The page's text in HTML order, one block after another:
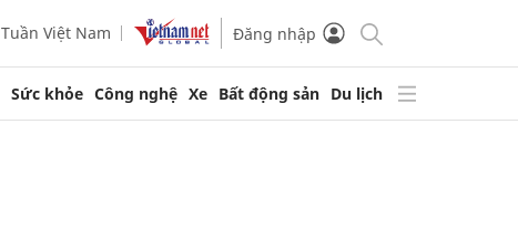
Tuần Việt Nam Đăng nhập
Sức khỏe Công nghệ Xe Bất động sản Du lịch